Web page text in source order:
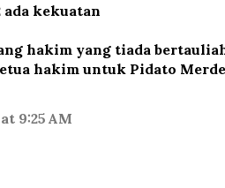
kekuatan
hakim yang tiada
hakim untuk Pidato
9:25 AM